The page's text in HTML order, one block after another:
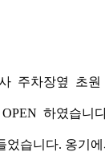
주차장옆 초원
하였습니
습니다. 옹기에